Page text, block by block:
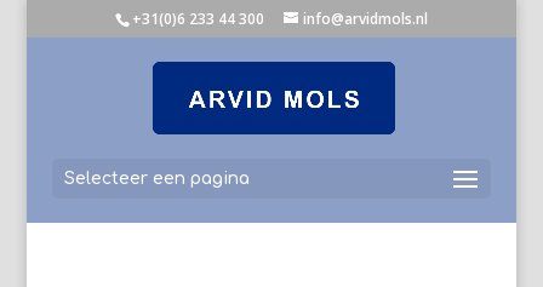
+31(0)6 233 44 300 info@arvidmols.nl
Selecteer een pagina